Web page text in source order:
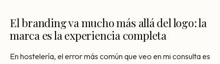
Atraer clientes
El branding va mucho más allá del logo: la
marca es la experiencia completa
En hostelería, el error más común que veo en mi consulta es